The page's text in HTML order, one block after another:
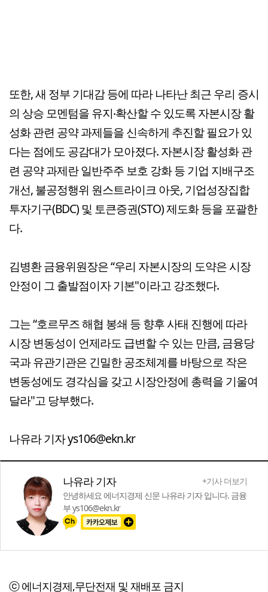
또한, 새 정부 기대감 등에 따라 나타난 최근 우리 증시
의 상승 모멘텀을 유지‧확산할 수 있도록 자본시장 활
성화 관련 공약 과제들을 신속하게 추진할 필요가 있
다는 점에도 공감대가 모아졌다. 자본시장 활성화 관
련 공약 과제란 일반주주 보호 강화 등 기업 지배구조
개선, 불공정행위 원스트라이크 아웃, 기업성장집합
투자기구(BDC) 및 토큰증권(STO) 제도화 등을 포괄한
다.
김병환 금융위원장은 “우리 자본시장의 도약은 시장
안정이 그 출발점이자 기본"이라고 강조했다.
그는 “호르무즈 해협 봉쇄 등 향후 사태 진행에 따라
시장 변동성이 언제라도 급변할 수 있는 만큼, 금융당
국과 유관기관은 긴밀한 공조체계를 바탕으로 작은
변동성에도 경각심을 갖고 시장안정에 총력을 기울여
달라"고 당부했다.
나유라 기자 ys106@ekn.kr
나유라 기자
+기사 더보기
안녕하세요 에너지경제 신문 나유라 기자 입니다. 금융
부 ys106@ekn.kr
ⓒ 에너지경제,무단전재 및 재배포 금지